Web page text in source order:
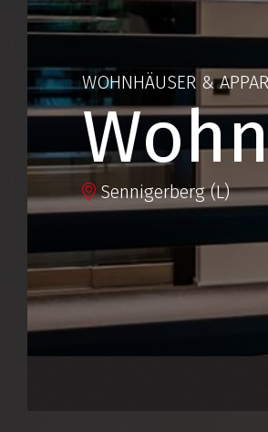
WOHNHÄUSER &
Sennigerberg (L)